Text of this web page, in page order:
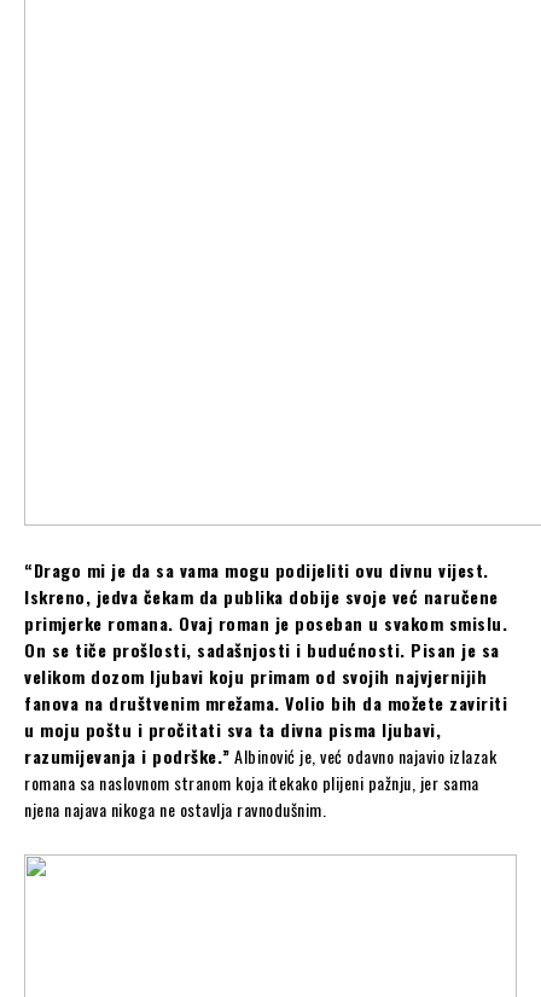
“Drago mi je da sa vama mogu podijeliti ovu divnu vijest.
Iskreno, jedva čekam da publika dobije svoje već naručene
primjerke romana. Ovaj roman je poseban u svakom smislu.
On se tiče prošlosti, sadašnjosti i budućnosti. Pisan je sa
velikom dozom ljubavi koju primam od svojih najvjernijih
fanova na društvenim mrežama. Volio bih da možete zaviriti
u moju poštu i pročitati sva ta divna pisma ljubavi,
razumijevanja i podrške.”Albinović je, već odavno najavio izlazak
romana sa naslovnom stranom koja itekako plijeni pažnju, jer sama
njena najava nikoga ne ostavlja ravnodušnim.